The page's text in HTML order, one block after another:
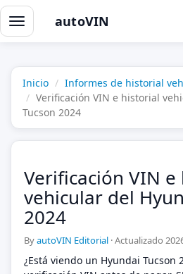
Alternar
navegación
autoVIN
Inicio
Informes de historial
Verificación VIN e historial
Tucson 2024
Verificación VIN
vehicular del
2024
ByautoVIN Editorial ·Actualizado
¿Está viendo un Hyundai Tucson